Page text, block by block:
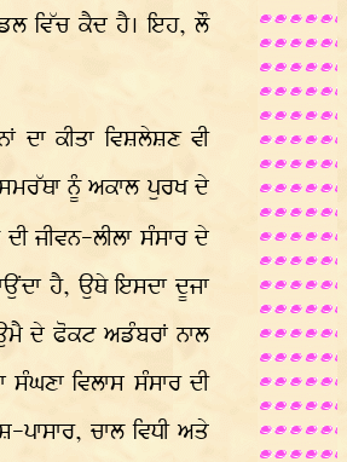
ਵਿੱਚ ਕੈਦ ਹੈ। ਇਹ, ਲੌ
ਕੀਤਾ ਵਿਸ਼ਲੇਸ਼ਣ ਵੀ
ਨੂੰ ਅਕਾਲ ਪੁਰਖ ਦੇ
ਜੀਵਨ-ਲੀਲਾ ਸੰਸਾਰ ਦੇ
ਹੈ, ਉਥੇ ਇਸਦਾ ਦੂਜਾ
ਦੇ ਫੋਕਟ ਅਡੰਬਰਾਂ ਨਾਲ
ਵਿਲਾਸ ਸੰਸਾਰ ਦੀ
ਪਾਸਾਰ, ਚਾਲ ਵਿਧੀ ਅਤੇ